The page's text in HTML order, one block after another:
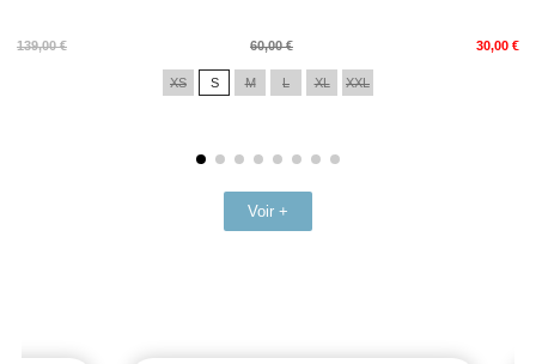
139,00 €
Prix
60,00 € 30,00 €
Prix
XS S M L XL XXL
Voir +